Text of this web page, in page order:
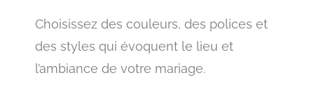
Choisissez des couleurs, des polices et
des styles qui évoquent le lieu et
l’ambiance de votre mariage.